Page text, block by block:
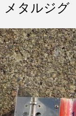
メタルジグ